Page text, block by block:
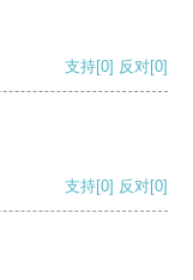
支持[0] 反对[0]
支持[0] 反对[0]